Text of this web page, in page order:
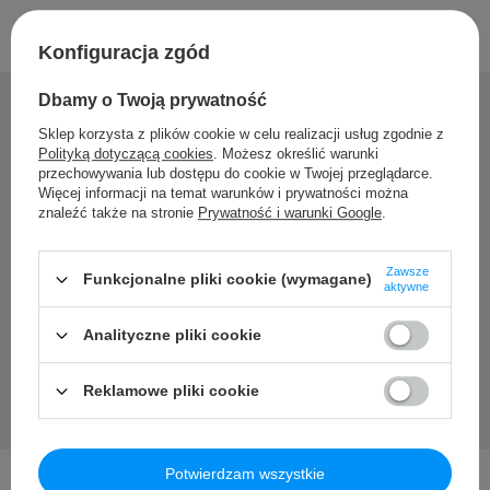
Potrzebujesz pomocy? Masz
pytania?
Zadaj pytanie a my odpowiemy niezwłocznie, najciekawsze
Zadaj pytanie
Konfiguracja zgód
Dbamy o Twoją prywatność
Sklep korzysta z plików cookie w celu realizacji usług zgodnie z
Polityką dotyczącą cookies. Możesz określić warunki
przechowywania lub dostępu do cookie w Twojej przeglądarce.
Więcej informacji na temat warunków i prywatności można
znaleźć także na stronie Prywatność i warunki Google.
Funkcjonalne pliki cookie (wymagane)
Zawsze
aktywne
Analityczne pliki cookie
Reklamowe pliki cookie
Potwierdzam wszystkie